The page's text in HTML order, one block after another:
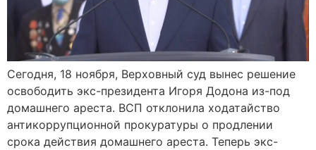
Сегодня, 18 ноября, Верховный суд вынес решение
освободить экс-президента Игоря Додона из-под
домашнего ареста. ВСП отклонила ходатайство
антикоррупционной прокуратуры о продлении
срока действия домашнего ареста. Теперь экс-